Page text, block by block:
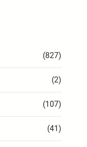
(827)
(2)
(107)
(41)